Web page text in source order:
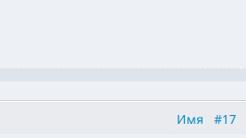
Имя #17